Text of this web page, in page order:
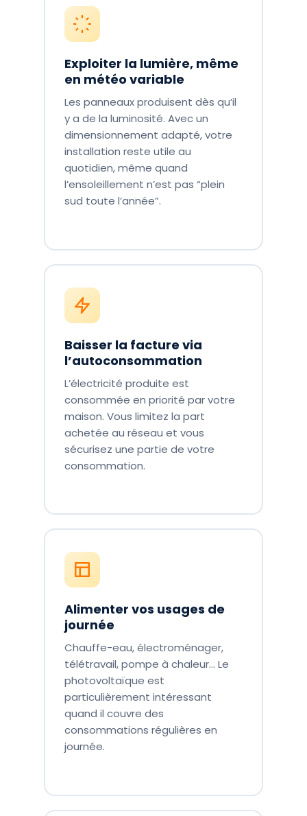
Exploiter la lumière, même
en météo variable
Les panneaux produisent dès qu’il
y a de la luminosité. Avec un
dimensionnement adapté, votre
installation reste utile au
quotidien, même quand
l’ensoleillement n’est pas “plein
sud toute l’année”.
Baisser la facture via
l’autoconsommation
L’électricité produite est
consommée en priorité par votre
maison. Vous limitez la part
achetée au réseau et vous
sécurisez une partie de votre
consommation.
Alimenter vos usages de
journée
Chauffe-eau, électroménager,
télétravail, pompe à chaleur… Le
photovoltaïque est
particulièrement intéressant
quand il couvre des
consommations régulières en
journée.